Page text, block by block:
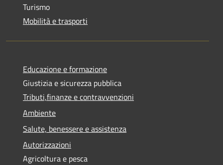
Turismo
Mobilità e trasporti
Educazione e formazione
Giustizia e sicurezza pubblica
Tributi,finanze e contravvenzioni
Ambiente
Salute, benessere e assistenza
Autorizzazioni
Agricoltura e pesca